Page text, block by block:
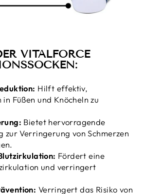
VITALFORCE
Hilft effektiv,
in Füßen und Knöcheln zu
Bietet hervorragende
zur Verringerung von Schmerzen
Fördert eine
und verringert
Verringert das Risiko von